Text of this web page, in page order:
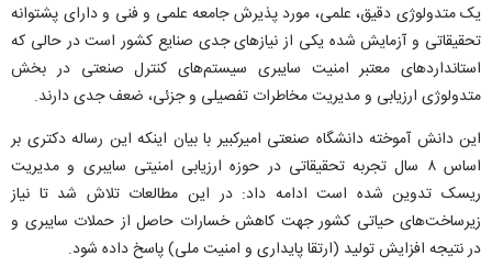
یک متدولوژی دقیق، علمی، مورد پذیرش جامعه علمی و فنی و دارای پشتوانه
تحقیقاتی و آزمایش ‌شده یکی از نیازهای جدی صنایع کشور است در حالی که
استانداردهای معتبر امنیت سایبری سیستم‌های کنترل صنعتی در بخش
متدولوژی ارزیابی و مدیریت مخاطرات تفصیلی و جزئی، ضعف جدی دارند.
این دانش آموخته دانشگاه صنعتی امیرکبیر با بیان اینکه این رساله دکتری بر
اساس ۸ سال تجربه تحقیقاتی در حوزه ارزیابی امنیتی سایبری و مدیریت
ریسک تدوین شده است ادامه داد: در این مطالعات تلاش شد تا نیاز
زیرساخت‌های حیاتی کشور جهت کاهش خسارات حاصل از حملات سایبری و
در نتیجه افزایش تولید (ارتقا پایداری و امنیت ملی) پاسخ داده شود.